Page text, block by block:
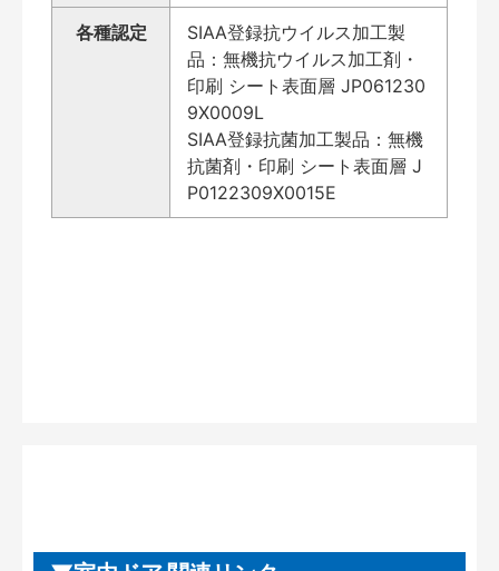
各種認定
SIAA登録抗ウイルス加工製
品：無機抗ウイルス加工剤・
印刷 シート表面層 JP061230
9X0009L
SIAA登録抗菌加工製品：無機
抗菌剤・印刷 シート表面層 J
P0122309X0015E